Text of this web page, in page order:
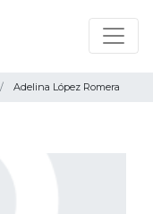
Adelina López Romera